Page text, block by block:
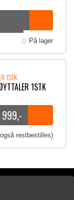
På lager
1STK
,-
restbestilles)